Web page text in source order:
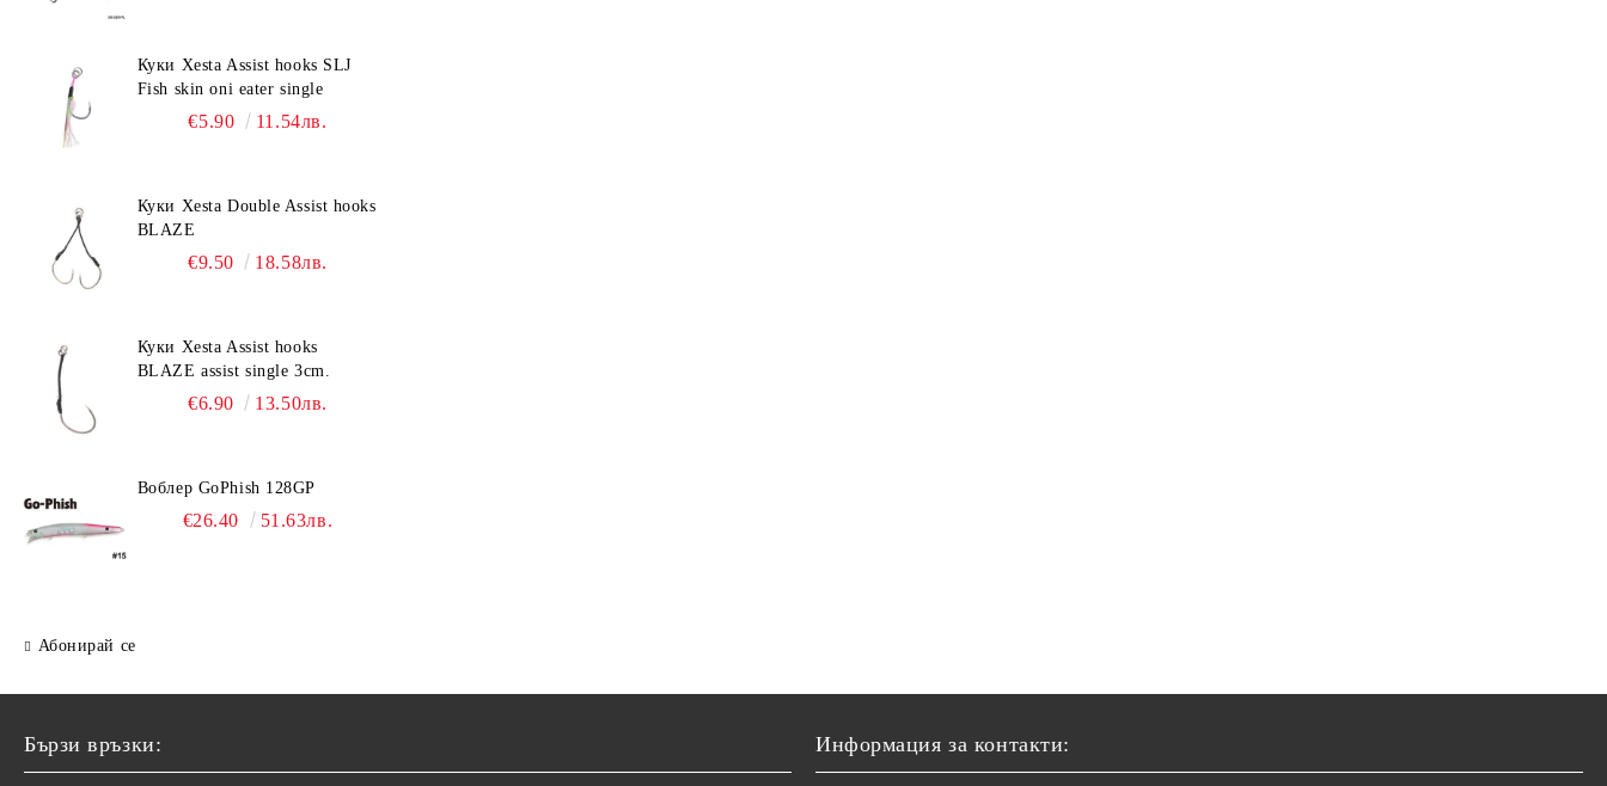
Куки Xesta Assist hooks SLJ
Fish skin oni eater single
€5.90 11.54лв.
Куки Xesta Double Assist hooks
BLAZE
€9.50 18.58лв.
Куки Xesta Assist hooks
BLAZE assist single 3cm.
€6.90 13.50лв.
Воблер GoPhish 128GP
€26.40 51.63лв.
Абонирай се
Бързи връзки: Информация за контакти: